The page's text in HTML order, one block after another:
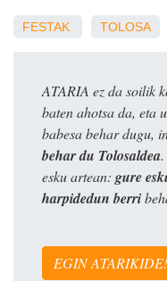
FESTAK TOLOSA
ATARIA ez da soilik
baten ahotsa da, eta
babesa behar dugu,
behar du Tolosaldea
esku artean: gure
harpidedun berri
EGIN ATARIKIDE!